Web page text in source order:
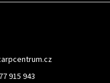
915 943